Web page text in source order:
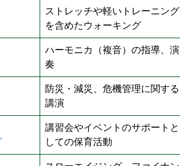
ストレッチや軽いトレーニング
を含めたウォーキング
ハーモニカ（複音）の指導、演
奏
防災・減災、危機管理に関する
講演
講習会やイベントのサポートと
しての保育活動